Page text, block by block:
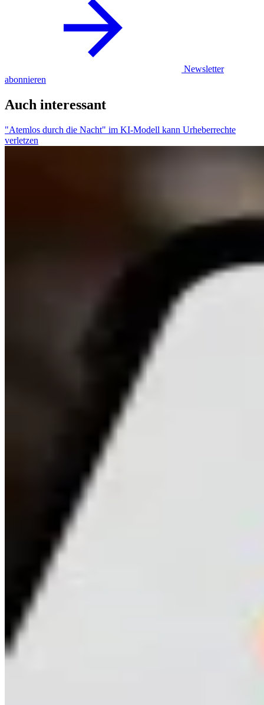
Newsletter
abonnieren
Auch interessant
"Atemlos durch die Nacht" im KI-Modell kann Urheberrechte
verletzen